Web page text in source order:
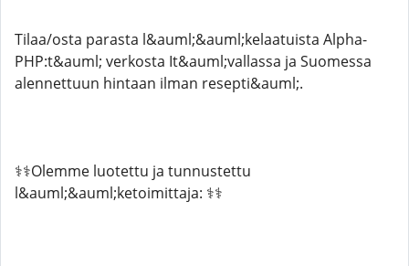
Tilaa/osta parasta l&auml;&auml;kelaatuista Alpha-
PHP:t&auml; verkosta It&auml;vallassa ja Suomessa
alennettuun hintaan ilman resepti&auml;.
⚕️⚕️Olemme luotettu ja tunnustettu
l&auml;&auml;ketoimittaja: ⚕️⚕️